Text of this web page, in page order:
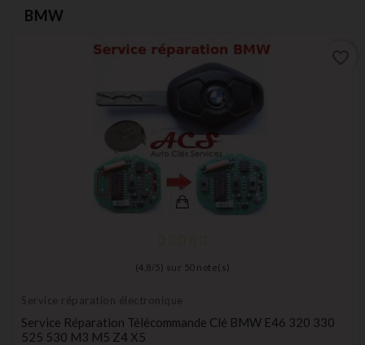
BMW
(4,8 / 5) sur 50note(s)
Service réparation électronique
Service Réparation Télécommande Clé BMW E46 320 330
525 530 M3 M5 Z4 X5